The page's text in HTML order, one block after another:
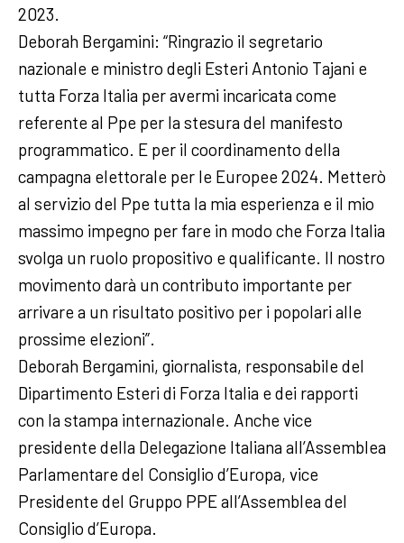
2023.
Deborah Bergamini: “Ringrazio il segretario
nazionale e ministro degli Esteri Antonio Tajani e
tutta Forza Italia per avermi incaricata come
referente al Ppe per la stesura del manifesto
programmatico. E per il coordinamento della
campagna elettorale per le Europee 2024. Metterò
al servizio del Ppe tutta la mia esperienza e il mio
massimo impegno per fare in modo che Forza Italia
svolga un ruolo propositivo e qualificante. Il nostro
movimento darà un contributo importante per
arrivare a un risultato positivo per i popolari alle
prossime elezioni”.
Deborah Bergamini, giornalista, responsabile del
Dipartimento Esteri di Forza Italia e dei rapporti
con la stampa internazionale. Anche vice
presidente della Delegazione Italiana all’Assemblea
Parlamentare del Consiglio d’Europa, vice
Presidente del Gruppo PPE all’Assemblea del
Consiglio d’Europa.